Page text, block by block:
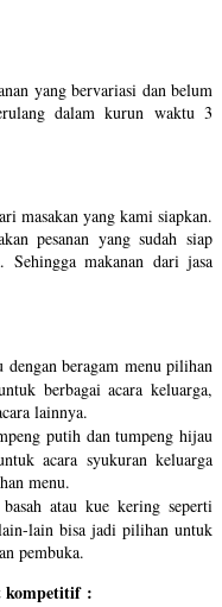
yang bervariasi dan belum
dalam kurun waktu 3
masakan yang kami siapkan.
pesanan yang sudah siap
Sehingga makanan dari jasa
beragam menu pilihan
berbagai acara keluarga,
lainnya.
putih dan tumpeng hijau
acara syukuran keluarga
menu.
atau kue kering seperti
lain bisa jadi pilihan untuk
pembuka.
kompetitif :